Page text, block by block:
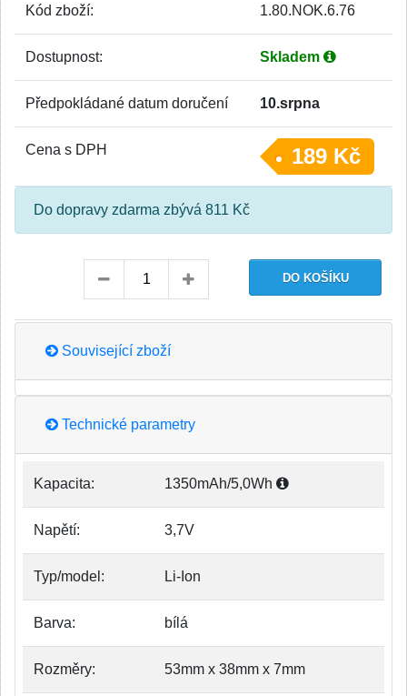
Kód zboží: 1.80.NOK.6.76
Dostupnost: Skladem
Předpokládané datum doručení 10.srpna
Cena s DPH 189 Kč
Do dopravy zdarma zbývá 811 Kč
Související zboží
Technické parametry
Kapacita: 1350mAh/5,0Wh
Napětí: 3,7V
Typ/model: Li-Ion
Barva: bílá
Rozměry: 53mm x 38mm x 7mm